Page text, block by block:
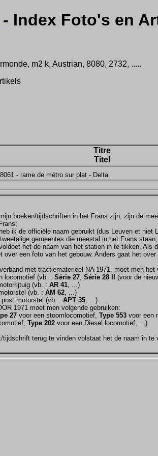
- Index Foto's en
m2 k, Austrian, 8080, 2732, .....
Titre
Titel
- rame de métro sur plat - Delta
boeken/tijdschriften in het Frans zijn, zijn de
ik de officiële naam gebruikt (dus Leuven et niet
gemeentes die meestal in het Frans staan;
het de naam van het station in te tikken. Als
over een foto van het gebouw. Anders gaat het
met tractiematerieel NA 1971, moet men het
locomotief (vb. : Série 27 Série 28 II
(voor de
(vb. : AR 41 , ...)
(vb. : AM 62 , ...)
post motorstel (vb. : APT 35 , ...)
1971 moet men volgende gebruiken:
27 voor een stoomlocomotief, Type 553 voor een
Type 202 voor een Diesel locomotief, ...)
tijdschrift terug te vinden volstaat het de naam in te